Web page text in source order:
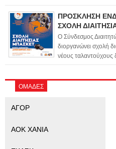
ΠΡΟΣΚΛΗΣΗ
ΣΧΟΛΗ
Ο Σύνδεσμος
διοργανώνει σχολή
νέους ταλαντούχους
ΟΜΑΔΕΣ
ΑΓΟΡ
ΑΟΚ ΧΑΝΙΑ